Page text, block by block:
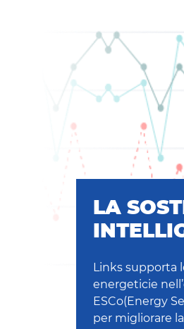
LA
Links supporta
energeticie
ESCo(Energy
per migliorare